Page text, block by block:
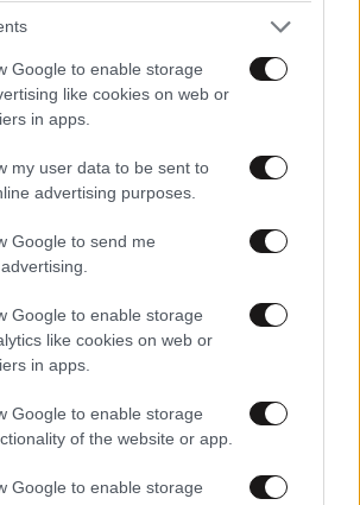
Google to enable storage
like cookies on web or
in apps.
my user data to be sent to
advertising purposes.
Google to send me
Google to enable storage
like cookies on web or
in apps.
Google to enable storage
of the website or app.
Google to enable storage
ΟΗΕ: Εννέα κράτη λένε «όχι»
Ποινικά Δικαστήρια –